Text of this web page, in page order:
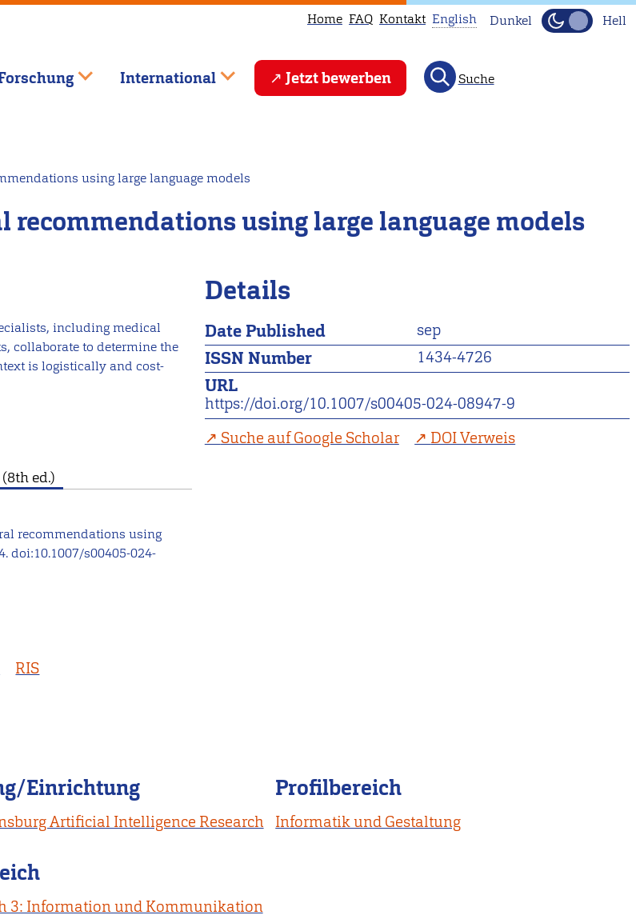
Home FAQ Kontakt
This
page
Head
instead.
English Dunkel Hell
International Jetzt bewerben Suche
using large language models
using large language models
including medical
collaborate to determine the
is logistically and cost-
ed.)
recommendations using
doi:10.1007/s00405-024-
Details
Date Published sep
ISSN Number 1434-4726
URL
https://doi.org/10.1007/s00405-024-08947-9
Suche auf Google Scholar
DOI Verweis
RIS
Einrichtung
Artificial Intelligence Research
Profilbereich
Informatik und Gestaltung
3: Information und Kommunikation